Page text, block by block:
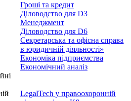
Гроші та кредит
Діловодство для D3
Менеджмент
Діловодство для D6
Секретарська та офісна справа
в юридичній діяльності»
Економіка підприємства
Економічний аналіз
LegalTech у правоохоронній